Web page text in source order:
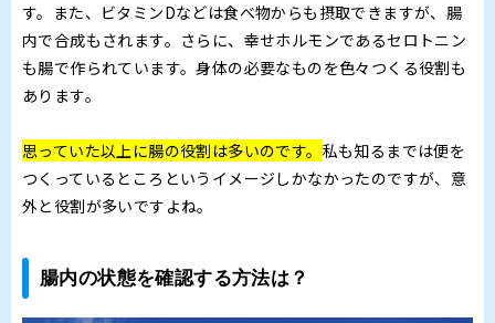
す。また、ビタミンDなどは食べ物からも摂取できますが、腸
内で合成もされます。さらに、幸せホルモンであるセロトニン
も腸で作られています。身体の必要なものを色々つくる役割も
あります。
思っていた以上に腸の役割は多いのです。 私も知るまでは便を
つくっているところというイメージしかなかったのですが、意
外と役割が多いですよね。
腸内の状態を確認する方法は？